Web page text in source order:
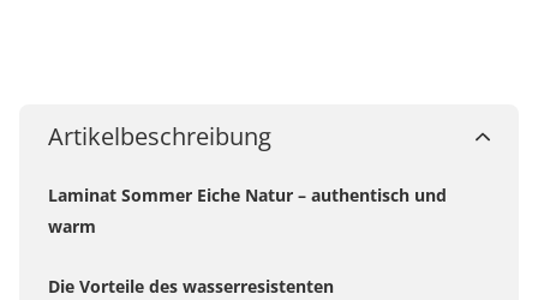
Artikelbeschreibung
Laminat Sommer Eiche Natur – authentisch und
warm
Die Vorteile des wasserresistenten